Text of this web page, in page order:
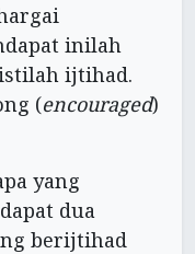
inilah
ijtihad.
(encouraged)
yang
dua
berijtihad